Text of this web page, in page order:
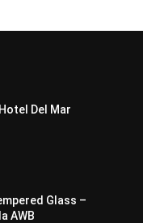
Del Mar
Glass –
AWB